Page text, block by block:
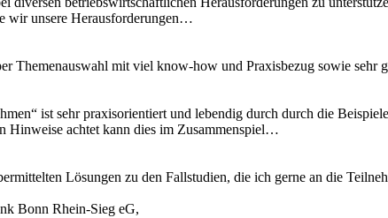
wir unsere Herausforderungen…
Themenauswahl mit viel know-how und Praxisbezug sowie sehr
ist sehr praxisorientiert und lebendig durch durch die
Hinweise achtet kann dies im Zusammenspiel…
Lösungen zu den Fallstudien, die ich gerne an die
Bonn Rhein-Sieg eG,